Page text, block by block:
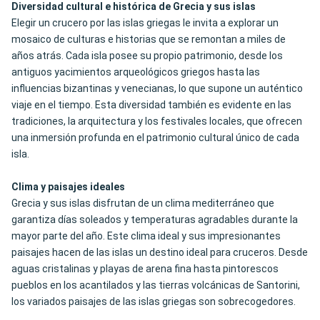
Diversidad cultural e histórica de Grecia y sus islas
Elegir un crucero por las islas griegas le invita a explorar un
mosaico de culturas e historias que se remontan a miles de
años atrás. Cada isla posee su propio patrimonio, desde los
antiguos yacimientos arqueológicos griegos hasta las
influencias bizantinas y venecianas, lo que supone un auténtico
viaje en el tiempo. Esta diversidad también es evidente en las
tradiciones, la arquitectura y los festivales locales, que ofrecen
una inmersión profunda en el patrimonio cultural único de cada
isla.
Clima y paisajes ideales
Grecia y sus islas disfrutan de un clima mediterráneo que
garantiza días soleados y temperaturas agradables durante la
mayor parte del año. Este clima ideal y sus impresionantes
paisajes hacen de las islas un destino ideal para cruceros. Desde
aguas cristalinas y playas de arena fina hasta pintorescos
pueblos en los acantilados y las tierras volcánicas de Santorini,
los variados paisajes de las islas griegas son sobrecogedores.